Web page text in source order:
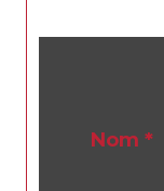
Nom *